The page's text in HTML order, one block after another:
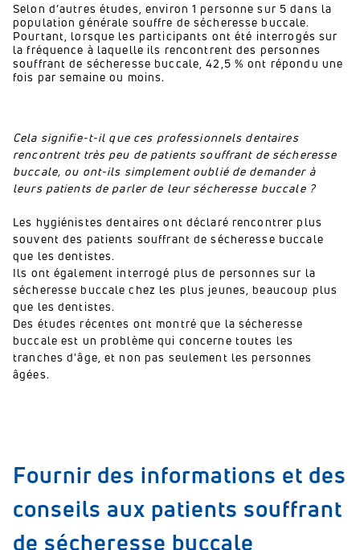
Selon d’autres études, environ 1 personne sur 5 dans la
population générale souffre de sécheresse buccale.
Pourtant, lorsque les participants ont été interrogés sur
la fréquence à laquelle ils rencontrent des personnes
souffrant de sécheresse buccale, 42,5 % ont répondu une
fois par semaine ou moins.
Cela signifie-t-il que ces professionnels dentaires
rencontrent très peu de patients souffrant de sécheresse
buccale, ou ont-ils simplement oublié de demander à
leurs patients de parler de leur sécheresse buccale ?
Les hygiénistes dentaires ont déclaré rencontrer plus
souvent des patients souffrant de sécheresse buccale
que les dentistes.
Ils ont également interrogé plus de personnes sur la
sécheresse buccale chez les plus jeunes, beaucoup plus
que les dentistes.
Des études récentes ont montré que la sécheresse
buccale est un problème qui concerne toutes les
tranches d'âge, et non pas seulement les personnes
âgées.
Fournir des informations et des
conseils aux patients souffrant
de sécheresse buccale